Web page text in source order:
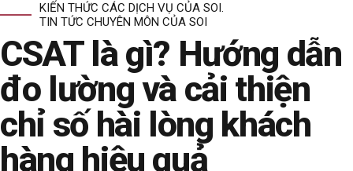
KIẾN THỨC CÁC DỊCH VỤ CỦA SOI.
TIN TỨC CHUYÊN MÔN CỦA SOI
CSAT là gì? Hướng dẫn
đo lường và cải thiện
chỉ số hài lòng khách
hàng hiệu quả